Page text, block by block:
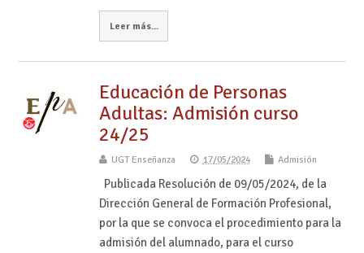
Leer más...
Educación de Personas
Adultas: Admisión curso
24/25
UGT Enseñanza 17/05/2024 Admisión
Publicada Resolución de 09/05/2024, de la
Dirección General de Formación Profesional,
por la que se convoca el procedimiento para la
admisión del alumnado, para el curso